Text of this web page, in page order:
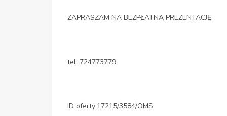
ZAPRASZAM NA BEZPŁATNĄ PREZENTACJĘ
tel. 724773779
ID oferty:17215/3584/OMS